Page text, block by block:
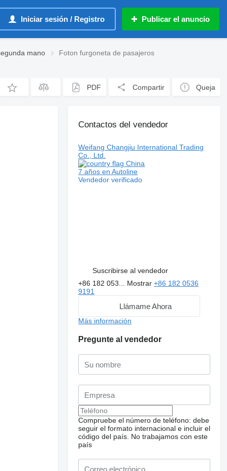
Iniciar sesión / Registro Publicar el anuncio
mano Foton furgoneta de pasajeros
PDF Compartir Queja
Contactos del vendedor
Weifang Changjiu International Trading
Co., Ltd.
China
7 años en Autoline
Vendedor verificado
Suscribirse al vendedor
+86 182 053... Mostrar+86 182 0536
9191
Llámame Ahora
Más información
Pregunte al vendedor
Compruebe el número de teléfono: debe
seguir el formato internacional e incluir el
código del país. No trabajamos con este
país